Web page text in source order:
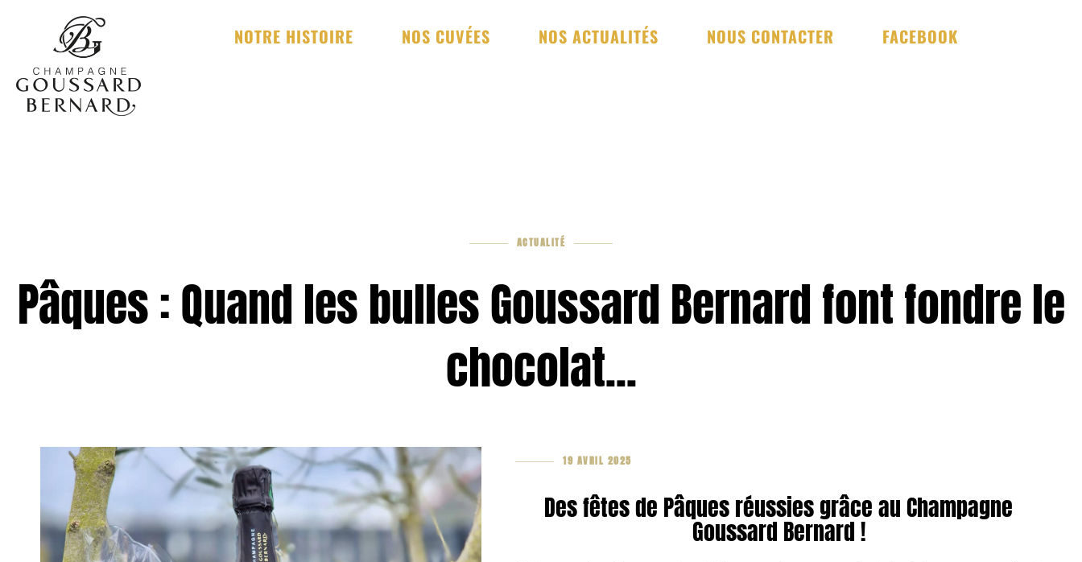
NOTRE HISTOIRE NOS CUVÉES NOS ACTUALITÉS NOUS CONTACTER FACEBOOK
ACTUALITÉ
Pâques : Quand les bulles Goussard Bernard font fondre le
chocolat...
19 AVRIL 2025
Des fêtes de Pâques réussies grâce au Champagne
Goussard Bernard !